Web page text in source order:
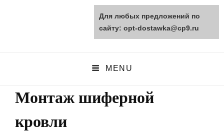
opt-dostawka.ru
MENU
Монтаж шиферной
кровли
Для любых предложений по
сайту: opt-dostawka@cp9.ru